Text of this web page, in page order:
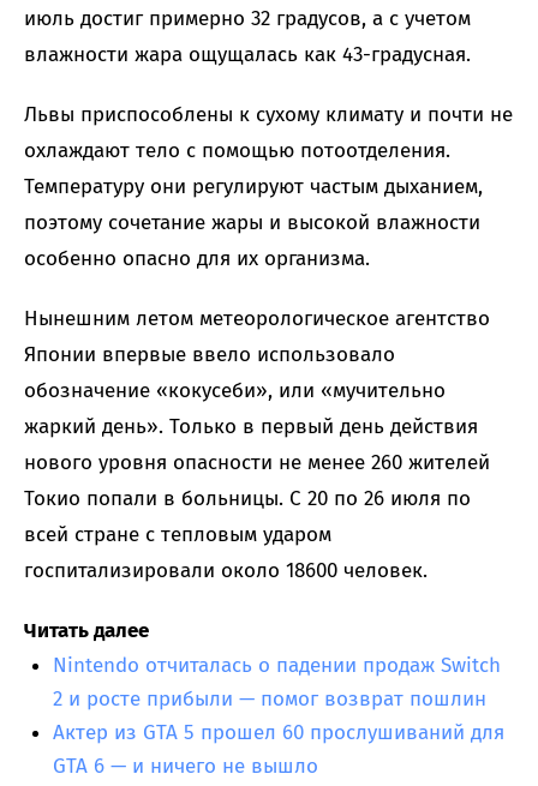
июль достиг примерно 32 градусов, а с учетом
влажности жара ощущалась как 43-градусная.
Львы приспособлены к сухому климату и почти не
охлаждают тело с помощью потоотделения.
Температуру они регулируют частым дыханием,
поэтому сочетание жары и высокой влажности
особенно опасно для их организма.
Нынешним летом метеорологическое агентство
Японии впервые ввело использовало
обозначение «кокусеби», или «мучительно
жаркий день». Только в первый день действия
нового уровня опасности не менее 260 жителей
Токио попали в больницы. С 20 по 26 июля по
всей стране с тепловым ударом
госпитализировали около 18600 человек.
Читать далее
Nintendo отчиталась о падении продаж Switch
2 и росте прибыли — помог возврат пошлин
Актер из GTA 5 прошел 60 прослушиваний для
GTA 6 — и ничего не вышло